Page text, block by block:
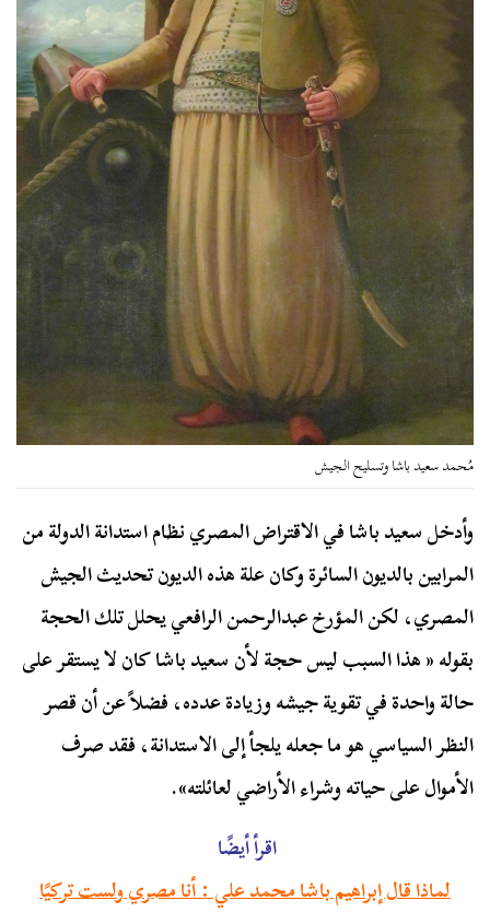
مُحمد سعيد باشا وتسليح الجيش
وأدخل سعيد باشا في الاقتراض المصري نظام استدانة الدولة من
المرابين بالديون السائرة وكان علة هذه الديون تحديث الجيش
المصري، لكن المؤرخ عبدالرحمن الرافعي يحلل تلك الحجة
بقوله « هذا السبب ليس حجة لأن سعيد باشا كان لا يستقر على
حالة واحدة في تقوية جيشه وزيادة عدده، فضلاً عن أن قصر
النظر السياسي هو ما جعله يلجأ إلى الاستدانة، فقد صرف
الأموال على حياته وشراء الأراضي لعائلته».
اقرأ أيضًا
لماذا قال إبراهيم باشا محمد علي : أنا مصري ولست تركيًا